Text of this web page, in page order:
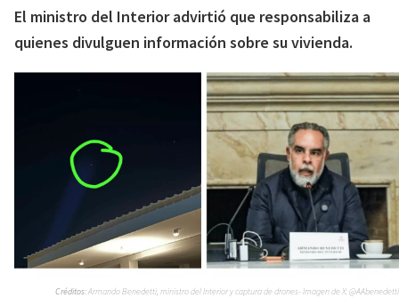
El ministro del Interior advirtió que responsabiliza a
quienes divulguen información sobre su vivienda.
Créditos:Armando Benedetti, ministro del Interior y captura de drones- Imagen de X: @AAbenedetti